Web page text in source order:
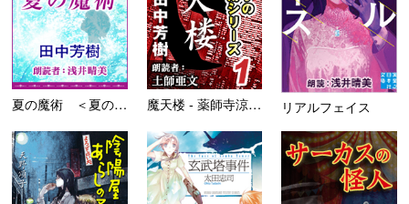
夏の魔術 ＜夏の魔術シリーズ... 魔天楼 - 薬師寺涼子の怪奇... リアルフェイス